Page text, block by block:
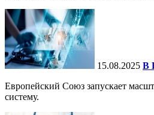
15.08.2025 В
Европейский Союз запускает
систему.